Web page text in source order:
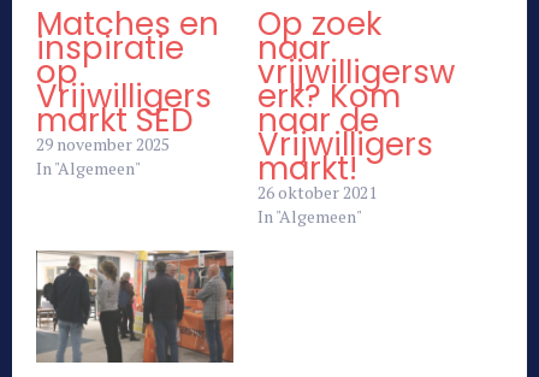
Matches en
inspiratie
op
Vrijwilligers
markt SED
29 november 2025
In "Algemeen"
Op zoek
naar
vrijwilligersw
erk? Kom
naar de
Vrijwilligers
markt!
26 oktober 2021
In "Algemeen"